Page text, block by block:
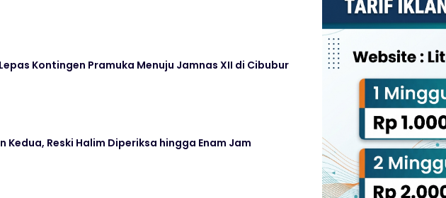
Kontingen Pramuka Menuju Jamnas XII di Cibubur
Kedua, Reski Halim Diperiksa hingga Enam Jam